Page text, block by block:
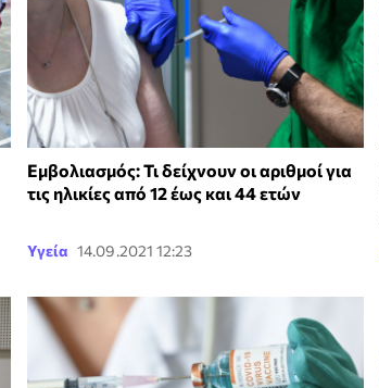
Εμβολιασμός: Τι δείχνουν οι αριθμοί για
τις ηλικίες από 12 έως και 44 ετών
Υγεία 14.09.2021 12:23